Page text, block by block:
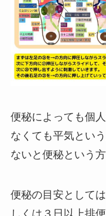
便秘によっても個
なくても平気とい
ないと便秘という
便秘の目安として
しくは３日以上排